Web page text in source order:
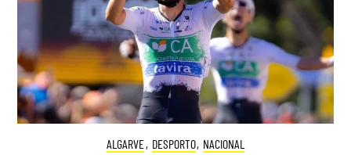
ALGARVE, DESPORTO, NACIONAL